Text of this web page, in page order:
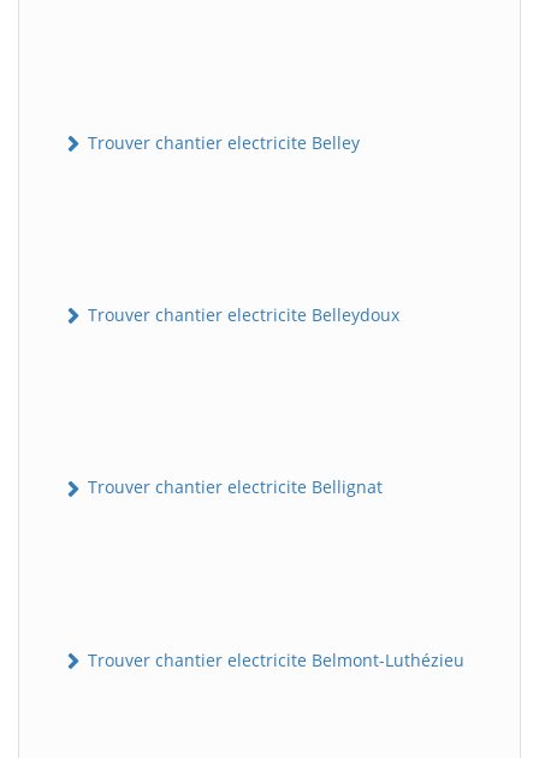
Trouver chantier electricite Belley
Trouver chantier electricite Belleydoux
Trouver chantier electricite Bellignat
Trouver chantier electricite Belmont-Luthézieu